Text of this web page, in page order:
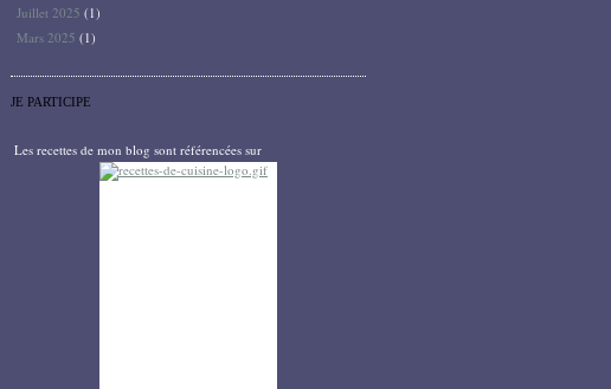
Juillet 2025 (1)
Mars 2025 (1)
JE PARTICIPE
Les recettes de mon blog sont référencées sur